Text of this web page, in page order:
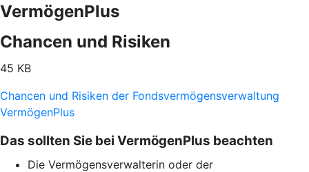
VermögenPlus
Chancen und Risiken
45 KB
Chancen und Risiken der Fondsvermögensverwaltung
VermögenPlus
Das sollten Sie bei VermögenPlus beachten
Die Vermögensverwalterin oder der